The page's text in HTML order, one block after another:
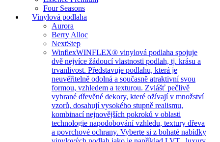
Four Seasons
Vinylová podlaha
Aurora
Berry Alloc
NextStep
WinflexWINFLEX® vinylová podlaha spojuje
dvě nejvíce žádoucí vlastnosti podlah, tj. krásu a
trvanlivost. Představuje podlahu, která je
neuvěřitelně odolná a současně atraktivní svou
formou, vzhledem a texturou. Zvlášť pečlivě
vybrané dřevěné dekory, které ožívají v množství
vzorů, dosahují vysokého stupně realismu,
kombinací nejnovějších pokroků v oblasti
technologie napodobování vzhledu, textury dřeva
a povrchové ochrany. Vyberte si z bohaté nabídky